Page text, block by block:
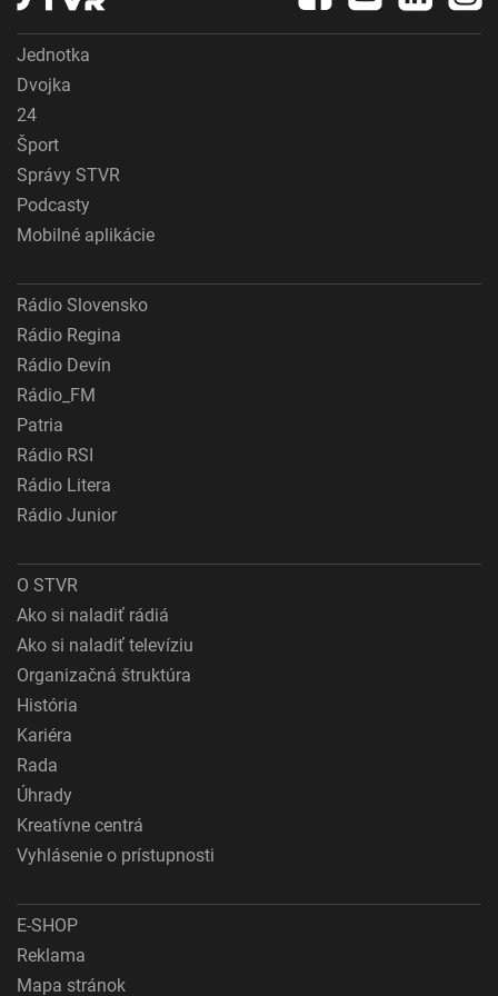
Vytvoriť profily na prispôsobenie obsahu
Použiť profily na výber prispôsobeného obsahu
Meranie výkonnosti obsahu
Pochopiť cieľové skupiny na základe štatistík
alebo spájania údajov z rôznych zdrojov
Použitie obmedzených údajov na výber obsahu
Špeciálne funkcie IAB:
polohe
vyžiadaných informácií
Výkon
Funkčné
Reklama
Jednotka
Dvojka
24
Šport
Správy STVR
Podcasty
Mobilné aplikácie
Rádio Slovensko
Rádio Regina
Rádio Devín
Rádio_FM
Patria
Rádio RSI
Rádio Litera
Rádio Junior
O STVR
Ako si naladiť rádiá
Ako si naladiť televíziu
Organizačná štruktúra
História
Kariéra
Rada
Úhrady
Kreatívne centrá
Vyhlásenie o prístupnosti
E-SHOP
Reklama
Mapa stránok